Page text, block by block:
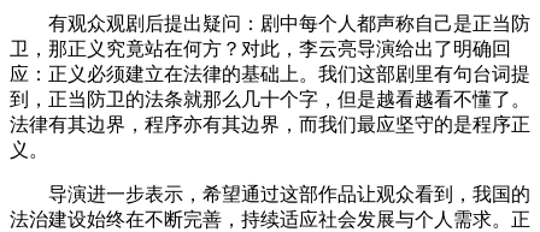
有观众观剧后提出疑问：剧中每个人都声称自己是正当防
卫，那正义究竟站在何方？对此，李云亮导演给出了明确回
应：正义必须建立在法律的基础上。我们这部剧里有句台词提
到，正当防卫的法条就那么几十个字，但是越看越看不懂了。
法律有其边界，程序亦有其边界，而我们最应坚守的是程序正
义。
导演进一步表示，希望通过这部作品让观众看到，我国的
法治建设始终在不断完善，持续适应社会发展与个人需求。正